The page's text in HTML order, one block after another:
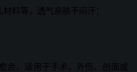
料等，透气亲肤不闷汗；
合。适用于手术，外伤、创面或